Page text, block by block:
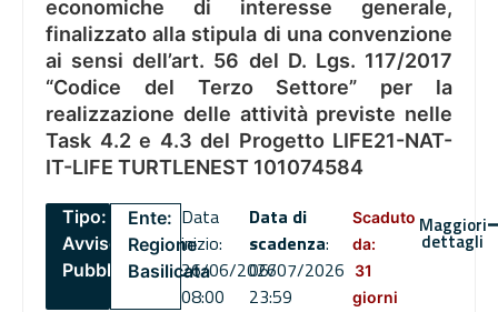
economiche di interesse generale,
finalizzato alla stipula di una convenzione
ai sensi dell’art. 56 del D. Lgs. 117/2017
“Codice del Terzo Settore” per la
realizzazione delle attività previste nelle
Task 4.2 e 4.3 del Progetto LIFE21-NAT-
IT-LIFE TURTLENEST 101074584
Tipo:
Avviso
Pubblico
Ente:
Regione
Basilicata
Data
inizio:
26/06/2026
08:00
Data di
scadenza:
06/07/2026
23:59
Scaduto
da:
31
giorni
Maggiori
dettagli